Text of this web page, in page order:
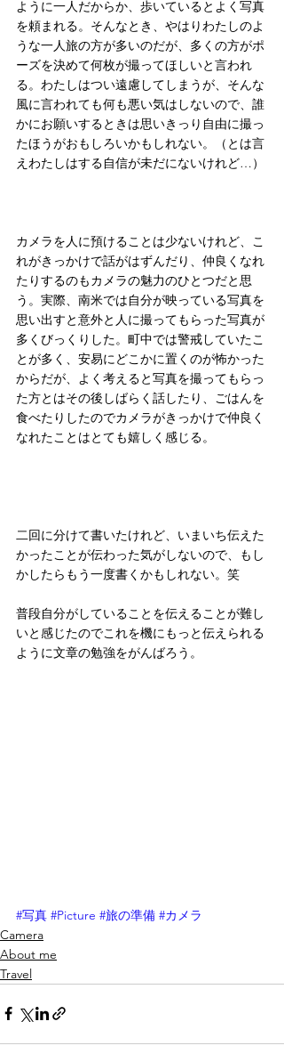
ように一人だからか、歩いているとよく写真
を頼まれる。そんなとき、やはりわたしのよ
うな一人旅の方が多いのだが、多くの方がポ
ーズを決めて何枚が撮ってほしいと言われ
る。わたしはつい遠慮してしまうが、そんな
風に言われても何も悪い気はしないので、誰
かにお願いするときは思いきっり自由に撮っ
たほうがおもしろいかもしれない。（とは言
えわたしはする自信が未だにないけれど…）
カメラを人に預けることは少ないけれど、こ
れがきっかけで話がはずんだり、仲良くなれ
たりするのもカメラの魅力のひとつだと思
う。実際、南米では自分が映っている写真を
思い出すと意外と人に撮ってもらった写真が
多くびっくりした。町中では警戒していたこ
とが多く、安易にどこかに置くのが怖かった
からだが、よく考えると写真を撮ってもらっ
た方とはその後しばらく話したり、ごはんを
食べたりしたのでカメラがきっかけで仲良く
なれたことはとても嬉しく感じる。
二回に分けて書いたけれど、いまいち伝えた
かったことが伝わった気がしないので、もし
かしたらもう一度書くかもしれない。笑
普段自分がしていることを伝えることが難し
いと感じたのでこれを機にもっと伝えられる
ように文章の勉強をがんばろう。
#写真 #Picture #旅の準備 #カメラ
Camera
About me
Travel